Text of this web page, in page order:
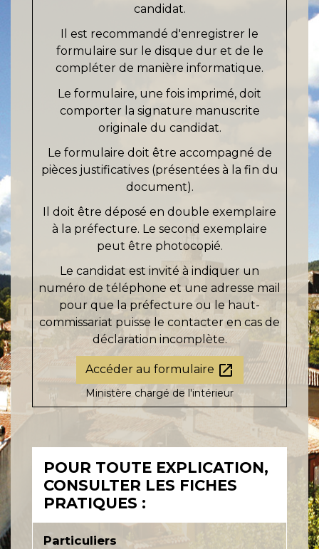
candidat.
Il est recommandé d'enregistrer le
formulaire sur le disque dur et de le
compléter de manière informatique.
Le formulaire, une fois imprimé, doit
comporter la signature manuscrite
originale du candidat.
Le formulaire doit être accompagné de
pièces justificatives (présentées à la fin du
document).
Il doit être déposé en double exemplaire
à la préfecture. Le second exemplaire
peut être photocopié.
Le candidat est invité à indiquer un
numéro de téléphone et une adresse mail
pour que la préfecture ou le haut-
commissariat puisse le contacter en cas de
déclaration incomplète.
Accéder au formulaire open_in_new
Ministère chargé de l'intérieur
POUR TOUTE EXPLICATION,
CONSULTER LES FICHES
PRATIQUES :
Particuliers